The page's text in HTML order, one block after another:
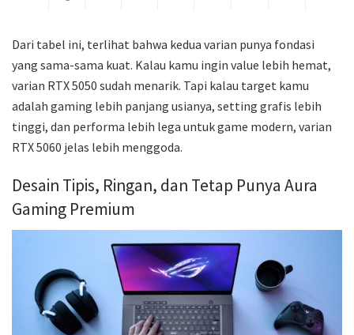
Dari tabel ini, terlihat bahwa kedua varian punya fondasi
yang sama-sama kuat. Kalau kamu ingin value lebih hemat,
varian RTX 5050 sudah menarik. Tapi kalau target kamu
adalah gaming lebih panjang usianya, setting grafis lebih
tinggi, dan performa lebih lega untuk game modern, varian
RTX 5060 jelas lebih menggoda.
Desain Tipis, Ringan, dan Tetap Punya Aura
Gaming Premium